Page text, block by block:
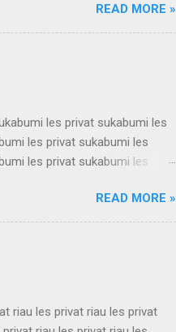
surabaya les privat
surabaya les privat
surabaya les privat
su...
READ MORE »
les privat sukabumi les
les privat sukabumi les
les privat sukabumi les
les privat sukabumi les
les privat sukabumi les
les privat sukabumi les
les privat su...
READ MORE »
riau les privat riau les privat